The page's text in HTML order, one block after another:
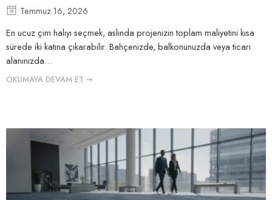
Temmuz 16, 2026
En ucuz çim halıyı seçmek, aslında projenizin toplam maliyetini kısa
sürede iki katına çıkarabilir. Bahçenizde, balkonunuzda veya ticari
alanınızda…
OKUMAYA DEVAM ET ➞